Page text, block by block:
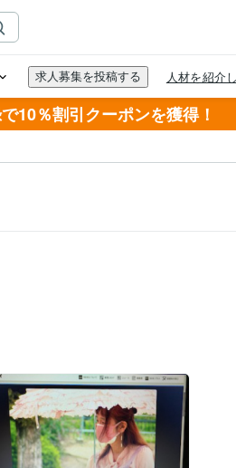
10％割引クーポンを獲得！